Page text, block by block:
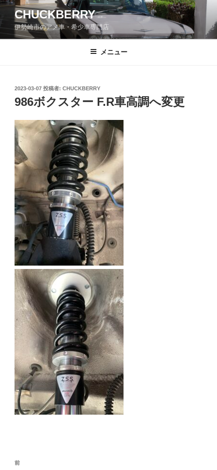
コ
テ
ン
CHUCKBERRY
伊勢崎市のアメ車・希少車専門店
メニュー
投
稿
日:
2023-03-07 投稿者: CHUCKBERRY
986ボクスター F.R車高調へ変更
投
前
前